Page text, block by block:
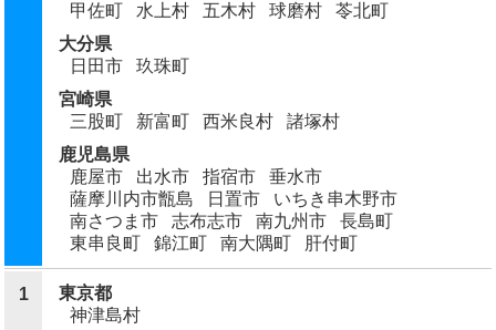
甲佐町
水上村 五木村 球磨村
苓北町
大分県
日田市
玖珠町
宮崎県
三股町
新富町 西米良村
諸塚村
鹿児島県
鹿屋市
出水市 指宿市
垂水市
薩摩川内市甑島
日置市
いちき串木野市
南さつま市
志布志市 南九州市
長島町
東串良町
錦江町 南大隅町 肝付町
1
東京都
神津島村